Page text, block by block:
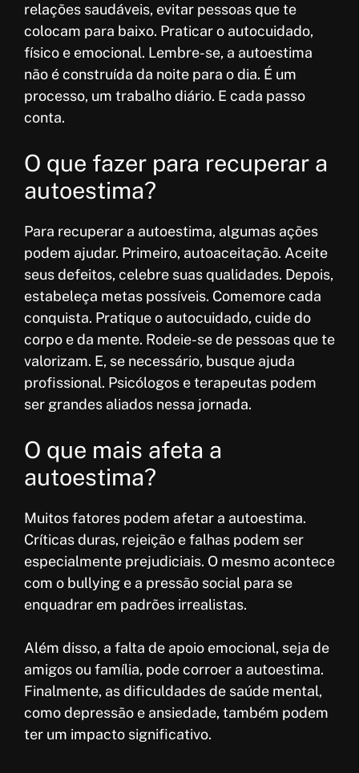
relações saudáveis, evitar pessoas que te
colocam para baixo. Praticar o autocuidado,
físico e emocional. Lembre-se, a autoestima
não é construída da noite para o dia. É um
processo, um trabalho diário. E cada passo
conta.
O que fazer para recuperar a
autoestima?
Para recuperar a autoestima, algumas ações
podem ajudar. Primeiro, autoaceitação. Aceite
seus defeitos, celebre suas qualidades. Depois,
estabeleça metas possíveis. Comemore cada
conquista. Pratique o autocuidado, cuide do
corpo e da mente. Rodeie-se de pessoas que te
valorizam. E, se necessário, busque ajuda
profissional. Psicólogos e terapeutas podem
ser grandes aliados nessa jornada.
O que mais afeta a
autoestima?
Muitos fatores podem afetar a autoestima.
Críticas duras, rejeição e falhas podem ser
especialmente prejudiciais. O mesmo acontece
com o bullying e a pressão social para se
enquadrar em padrões irrealistas.
Além disso, a falta de apoio emocional, seja de
amigos ou família, pode corroer a autoestima.
Finalmente, as dificuldades de saúde mental,
como depressão e ansiedade, também podem
ter um impacto significativo.